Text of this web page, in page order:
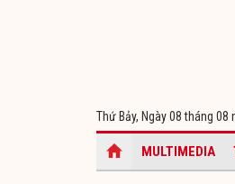
Thứ Bảy, Ngày 08 tháng 08
MULTIMEDIA